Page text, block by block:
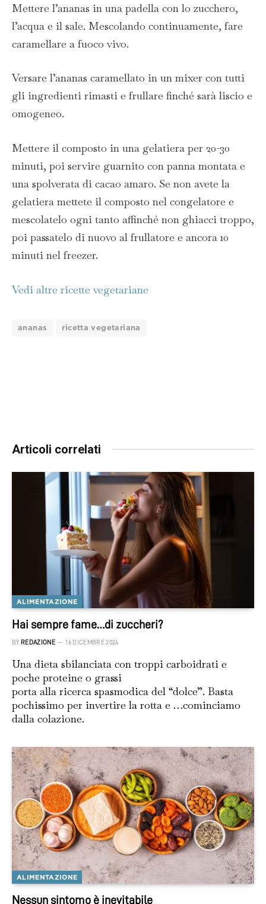
Mettere l’ananas in una padella con lo zucchero,
l’acqua e il sale. Mescolando continuamente, fare
caramellare a fuoco vivo.
Versare l’ananas caramellato in un mixer con tutti
gli ingredienti rimasti e frullare finché sarà liscio e
omogeneo.
Mettere il composto in una gelatiera per 20-30
minuti, poi servire guarnito con panna montata e
una spolverata di cacao amaro. Se non avete la
gelatiera mettete il composto nel congelatore e
mescolatelo ogni tanto affinché non ghiacci troppo,
poi passatelo di nuovo al frullatore e ancora 10
minuti nel freezer.
Vedi altre ricette vegetariane
ananas ricetta vegetariana
Articoli correlati
ALIMENTAZIONE
Hai sempre fame…di zuccheri?
BY REDAZIONE 16 DICEMBRE 2024
Una dieta sbilanciata con troppi carboidrati e
poche proteine o grassi
porta alla ricerca spasmodica del “dolce”. Basta
pochissimo per invertire la rotta e …cominciamo
dalla colazione.
ALIMENTAZIONE
Nessun sintomo è inevitabile